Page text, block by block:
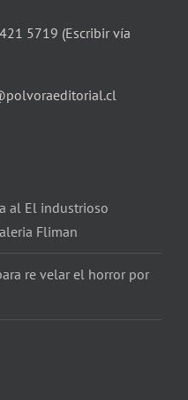
5719 (Escribir vía
al El industrioso
Fliman
re velar el horror por